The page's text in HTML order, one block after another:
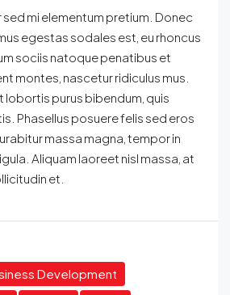
mi elementum pretium. Donec
egestas sodales est, eu rhoncus
sociis natoque penatibus et
montes, nascetur ridiculus mus.
lobortis purus bibendum, quis
Phasellus posuere felis sed eros
massa magna, tempor in
Aliquam laoreet nisl massa, at
et.
Development